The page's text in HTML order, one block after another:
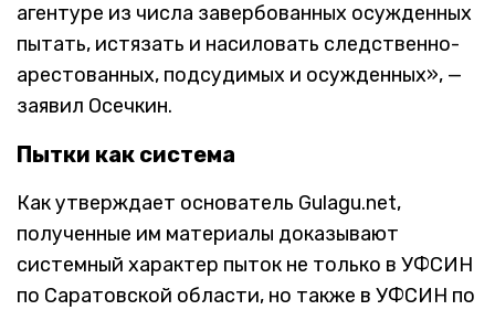
агентуре из числа завербованных осужденных
пытать, истязать и насиловать следственно-
арестованных, подсудимых и осужденных», —
заявил Осечкин.
Пытки как система
Как утверждает основатель Gulagu.net,
полученные им материалы доказывают
системный характер пыток не только в УФСИН
по Саратовской области, но также в УФСИН по